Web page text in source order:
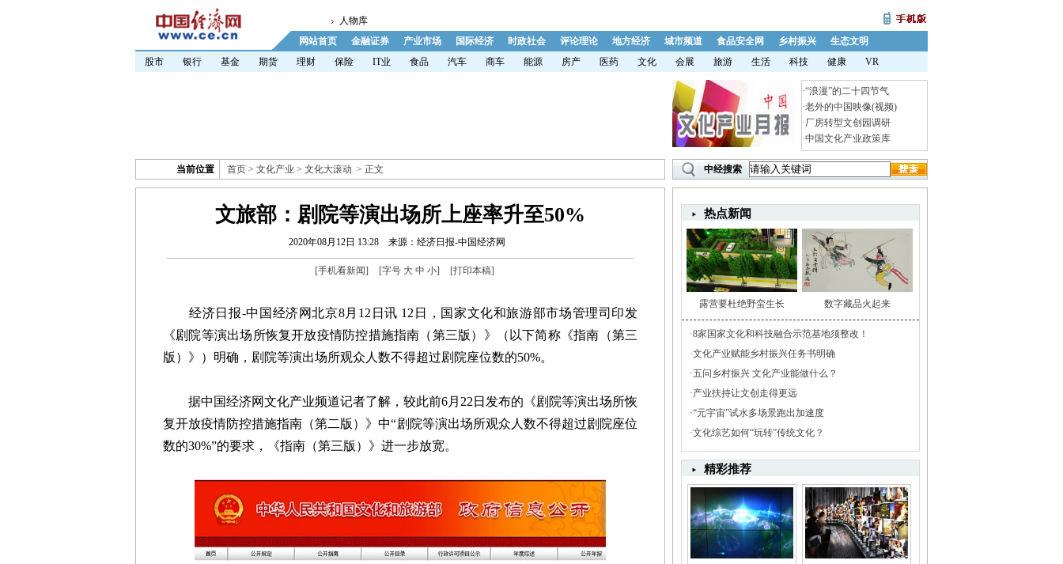
人物库
网站首页
金融证券 产业市场 国际经济 时政社会 评论理论 地方经济 城市频道 食品安全网 乡村振兴
生态文明
股市
银行 基金 期货 理财 保险 IT业 食品 汽车 商车 能源 房产 医药 文化 会展 旅游 生活 科技 健康 VR
·“浪漫”的二十四节气
·老外的中国映像(视频)
·厂房转型文创园调研
·中国文化产业政策库
当前位置 首页 > 文化产业 > 文化大滚动 > 正文 中经搜索
文旅部：剧院等演出场所上座率升至50%
2020年08月12日 13:28 来源：经济日报-中国经济网
[手机看新闻] [字号 大 中 小] [打印本稿]
经济日报-中国经济网北京8月12日讯 12日，国家文化和旅游部市场管理司印发
《剧院等演出场所恢复开放疫情防控措施指南（第三版）》（以下简称《指南（第三
版）》）明确，剧院等演出场所观众人数不得超过剧院座位数的50%。
据中国经济网文化产业频道记者了解，较此前6月22日发布的《剧院等演出场所恢
复开放疫情防控措施指南（第二版）》中“剧院等演出场所观众人数不得超过剧院座位
数的30%”的要求，《指南（第三版）》进一步放宽。
热点新闻
露营要杜绝野蛮生长 数字藏品火起来
·8家国家文化和科技融合示范基地须整改！
·文化产业赋能乡村振兴任务书明确
·五问乡村振兴 文化产业能做什么？
·产业扶持让文创走得更远
·“元宇宙”试水多场景跑出加速度
·文化综艺如何“玩转”传统文化？
精彩推荐